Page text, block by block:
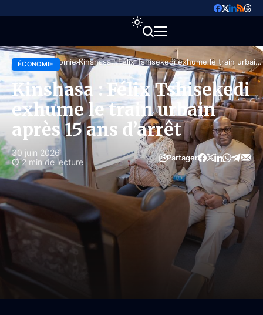
Accueil Économie Kinshasa : Félix Tshisekedi exhume le train urbain
après 15 ans d’arrêt
ÉCONOMIE
Kinshasa : Félix Tshisekedi
exhume le train urbain
après 15 ans d’arrêt
30 juin 2026
2 min de lecture
Partager